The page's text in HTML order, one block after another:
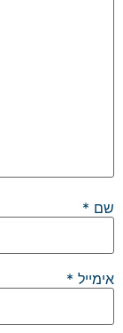
שם *
אימייל *